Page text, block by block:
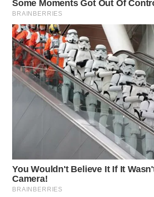
PURWAKARTA
WN
PRIANGAN
TIMUR
WN
SEMARANG
BOROBUDUR
WN